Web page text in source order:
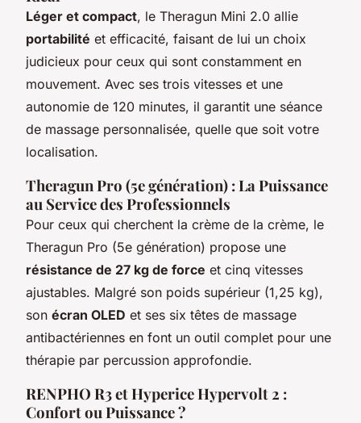
Léger et compact, le Theragun Mini 2.0 allie
portabilité et efficacité, faisant de lui un choix
judicieux pour ceux qui sont constamment en
mouvement. Avec ses trois vitesses et une
autonomie de 120 minutes, il garantit une séance
de massage personnalisée, quelle que soit votre
localisation.
Theragun Pro (5e génération) : La Puissance
au Service des Professionnels
Pour ceux qui cherchent la crème de la crème, le
Theragun Pro (5e génération) propose une
résistance de 27 kg de force et cinq vitesses
ajustables. Malgré son poids supérieur (1,25 kg),
son écran OLED et ses six têtes de massage
antibactériennes en font un outil complet pour une
thérapie par percussion approfondie.
RENPHO R3 et Hyperice Hypervolt 2 :
Confort ou Puissance ?